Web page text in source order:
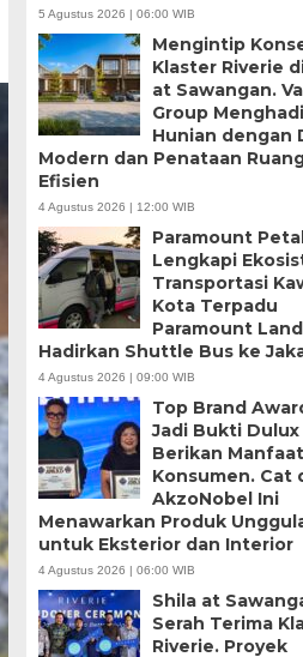
5 Agustus 2026 | 06:00 WIB
Mengintip
Klaster Riverie
at Sawangan.
Group
Hunian dengan
Modern dan Penataan
Efisien
4 Agustus 2026 | 12:00 WIB
Paramount
Lengkapi
Transportasi
Kota Terpadu
Paramount
Hadirkan Shuttle Bus ke
4 Agustus 2026 | 09:00 WIB
Top Brand
Jadi Bukti Dulux
Berikan
Konsumen. Cat
AkzoNobel Ini
Menawarkan Produk
untuk Eksterior dan Interior
4 Agustus 2026 | 06:00 WIB
Shila at
Serah Terima
Riverie. Proyek